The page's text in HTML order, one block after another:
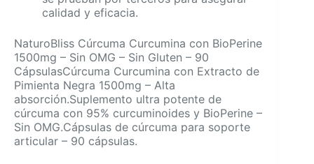
calidad y eficacia.
NaturoBliss Cúrcuma Curcumina con BioPerine
1500mg – Sin OMG – Sin Gluten – 90
CápsulasCúrcuma Curcumina con Extracto de
Pimienta Negra 1500mg – Alta
absorción.Suplemento ultra potente de
cúrcuma con 95% curcuminoides y BioPerine –
Sin OMG.Cápsulas de cúrcuma para soporte
articular – 90 cápsulas.